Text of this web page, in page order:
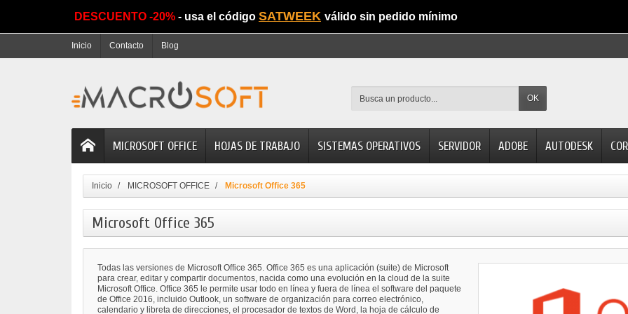
DESCUENTO -20% - usa el código SATWEEK válido sin pedido mínimo
Inicio Contacto Blog
OK
MICROSOFT OFFICE HOJAS DE TRABAJO SISTEMAS OPERATIVOS SERVIDOR ADOBE AUTODESK
Inicio MICROSOFT OFFICE Microsoft Office 365
Microsoft Office 365
Todas las versiones de Microsoft Office 365. Office 365 es una aplicación (suite) de Microsoft
para crear, editar y compartir documentos, nacida como una evolución en la cloud de la suite
Microsoft Office. Office 365 le permite usar todo en línea y fuera de línea el software del paquete
de Office 2016, incluido Outlook, un software de organización para correo electrónico,
calendario y libreta de direcciones, el procesador de textos de Word, la hoja de cálculo de